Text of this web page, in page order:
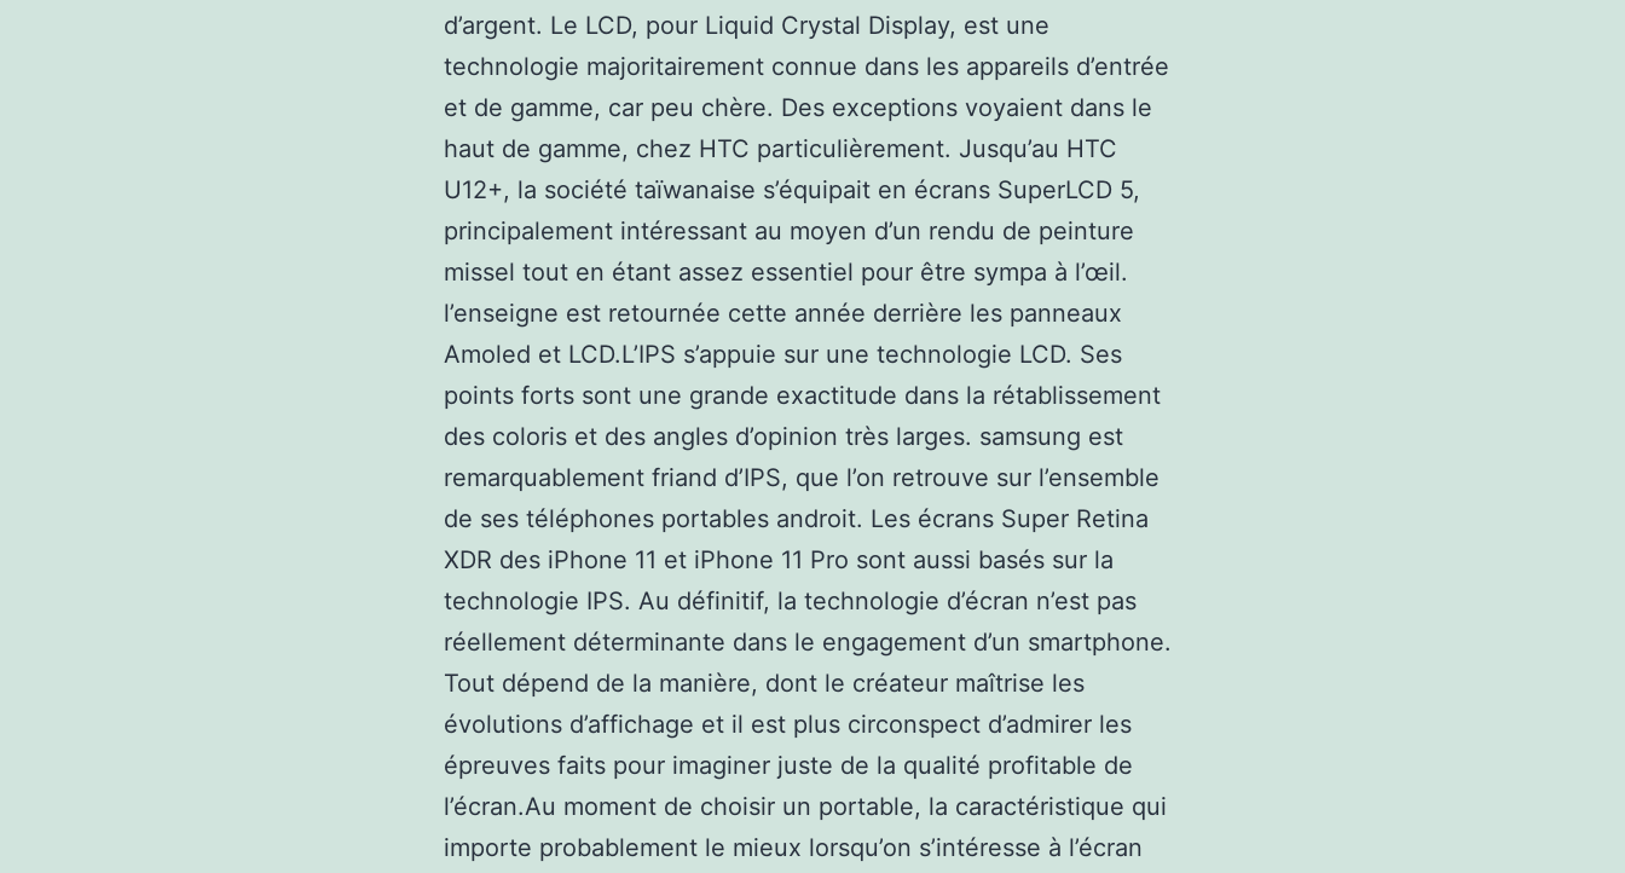
d’argent. Le LCD, pour Liquid Crystal Display, est une
technologie majoritairement connue dans les appareils d’entrée
et de gamme, car peu chère. Des exceptions voyaient dans le
haut de gamme, chez HTC particulièrement. Jusqu’au HTC
U12+, la société taïwanaise s’équipait en écrans SuperLCD 5,
principalement intéressant au moyen d’un rendu de peinture
missel tout en étant assez essentiel pour être sympa à l’œil.
l’enseigne est retournée cette année derrière les panneaux
Amoled et LCD.L’IPS s’appuie sur une technologie LCD. Ses
points forts sont une grande exactitude dans la rétablissement
des coloris et des angles d’opinion très larges. samsung est
remarquablement friand d’IPS, que l’on retrouve sur l’ensemble
de ses téléphones portables androit. Les écrans Super Retina
XDR des iPhone 11 et iPhone 11 Pro sont aussi basés sur la
technologie IPS. Au définitif, la technologie d’écran n’est pas
réellement déterminante dans le engagement d’un smartphone.
Tout dépend de la manière, dont le créateur maîtrise les
évolutions d’affichage et il est plus circonspect d’admirer les
épreuves faits pour imaginer juste de la qualité profitable de
l’écran.Au moment de choisir un portable, la caractéristique qui
importe probablement le mieux lorsqu’on s’intéresse à l’écran